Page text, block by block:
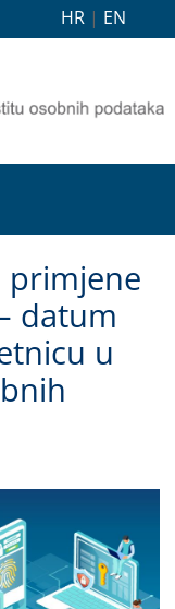
HR | EN
primjene
datum
u